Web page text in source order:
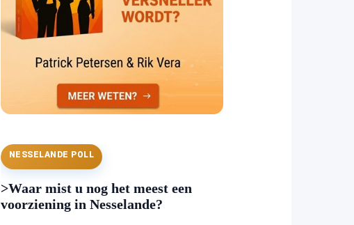
NESSELANDE POLL
>Waar mist u nog het meest een
voorziening in Nesselande?